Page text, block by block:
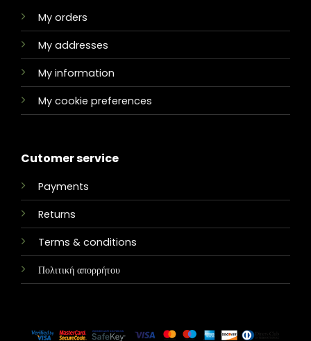
My orders
My addresses
My information
My cookie preferences
Cutomer service
Payments
Returns
Terms & conditions
Πολιτική απορρήτου